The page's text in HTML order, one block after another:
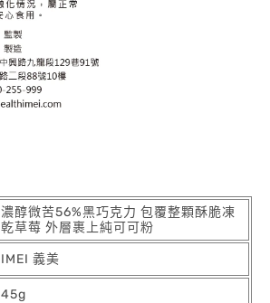
濃醇微苦56%黑巧克力 包覆整顆酥脆凍
乾草莓 外層裹上純可可粉
IMEI 義美
45g